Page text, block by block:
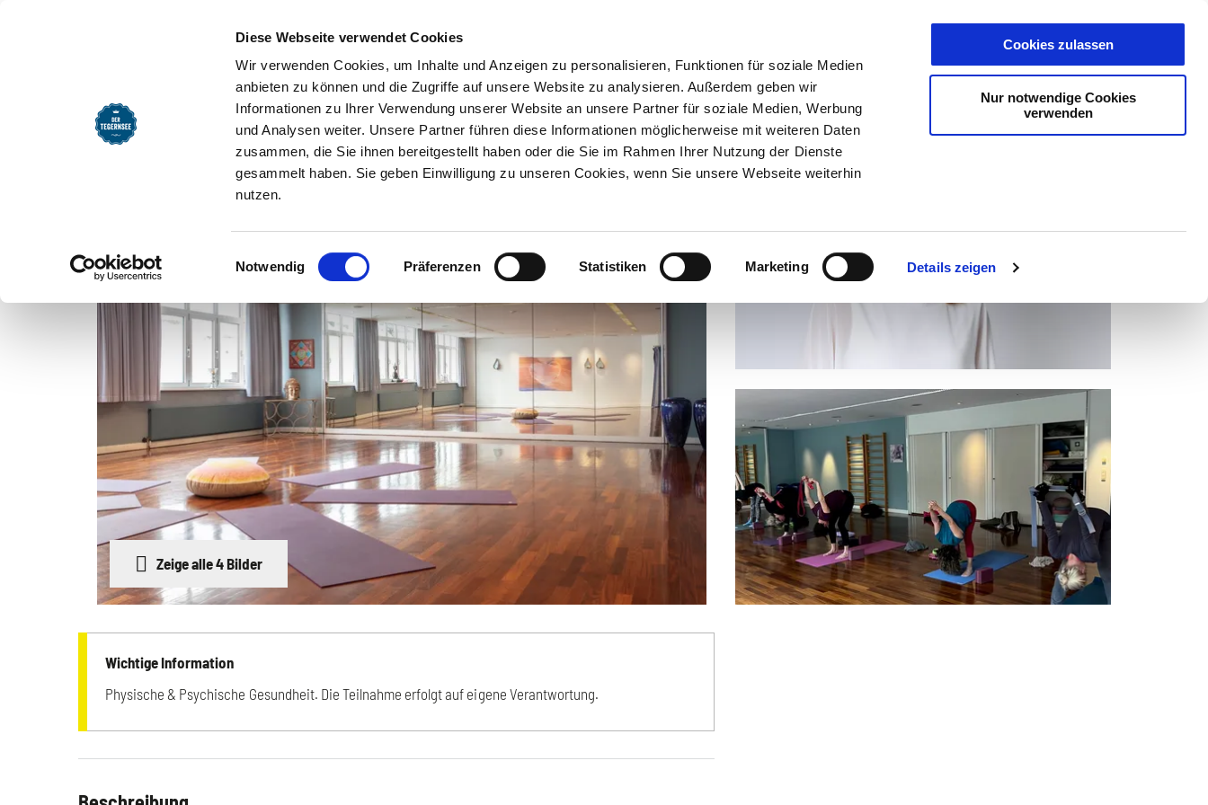
Diese Webseite verwendet Cookies
Wir verwenden Cookies, um Inhalte und Anzeigen zu personalisieren, Funktionen für soziale Medien
anbieten zu können und die Zugriffe auf unsere Website zu analysieren. Außerdem geben wir
Informationen zu Ihrer Verwendung unserer Website an unsere Partner für soziale Medien, Werbung
und Analysen weiter. Unsere Partner führen diese Informationen möglicherweise mit weiteren Daten
zusammen, die Sie ihnen bereitgestellt haben oder die Sie im Rahmen Ihrer Nutzung der Dienste
gesammelt haben. Sie geben Einwilligung zu unseren Cookies, wenn Sie unsere Webseite weiterhin
nutzen.
Einwilligungsauswahl
Notwendig Präferenzen Statistiken Marketing Details zeigen
Cookies zulassen
Nur notwendige Cookies
verwenden
Entdecken Live
Gästekarte
Coaching Yoga Tegernsee
Zeige alle 4 Bilder
Wichtige Information
Physische & Psychische Gesundheit. Die Teilnahme erfolgt auf eigene Verantwortung.